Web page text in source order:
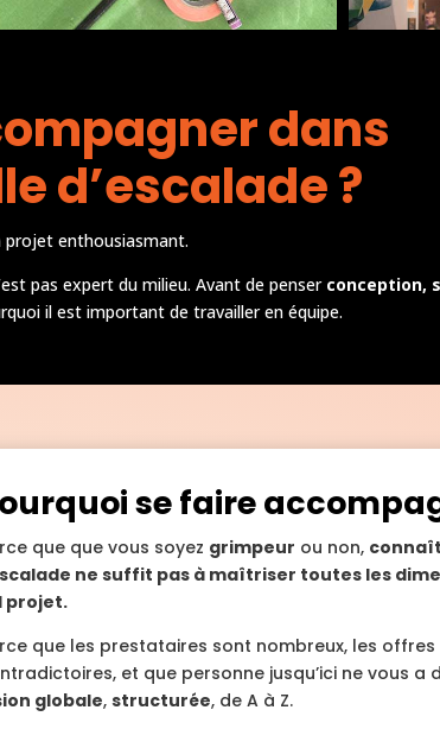
dans
d’escalade ?
projet enthousiasmant.
pas expert du milieu. Avant de penser conception,
il est important de travailler en équipe.
se faire
que que vous soyez grimpeur ou non,
ne suffit pas à maîtriser toutes les
projet.
que les prestataires sont nombreux, les offres
et que personne jusqu’ici ne vous a
globale,structurée, de A à Z.